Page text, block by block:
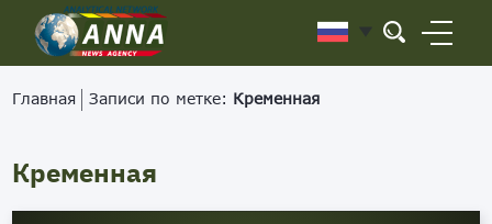
Главная Записи по метке: Кременная
Кременная